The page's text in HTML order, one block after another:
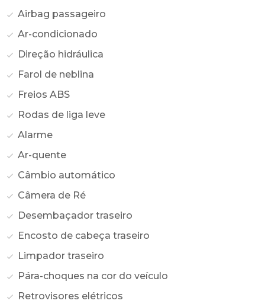
Airbag passageiro
Ar-condicionado
Direção hidráulica
Farol de neblina
Freios ABS
Rodas de liga leve
Alarme
Ar-quente
Câmbio automático
Câmera de Ré
Desembaçador traseiro
Encosto de cabeça traseiro
Limpador traseiro
Pára-choques na cor do veículo
Retrovisores elétricos